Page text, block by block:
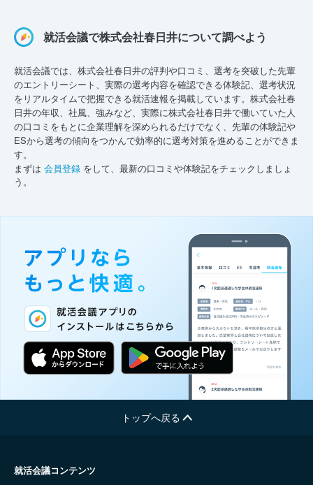
就活会議で株式会社春日井について調べよう
就活会議では、株式会社春日井の評判や口コミ、選考を突破した先輩
のエントリーシート、実際の選考内容を確認できる体験記、選考状況
をリアルタイムで把握できる就活速報を掲載しています。株式会社春
日井の年収、社風、強みなど、実際に株式会社春日井で働いていた人
の口コミをもとに企業理解を深められるだけでなく、先輩の体験記や
ESから選考の傾向をつかんで効率的に選考対策を進めることができま
す。
まずは 会員登録 をして、最新の口コミや体験記をチェックしましょ
う。
トップへ戻る
就活会議コンテンツ